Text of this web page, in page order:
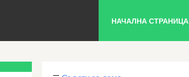
НАЧАЛНА СТРАНИЦА